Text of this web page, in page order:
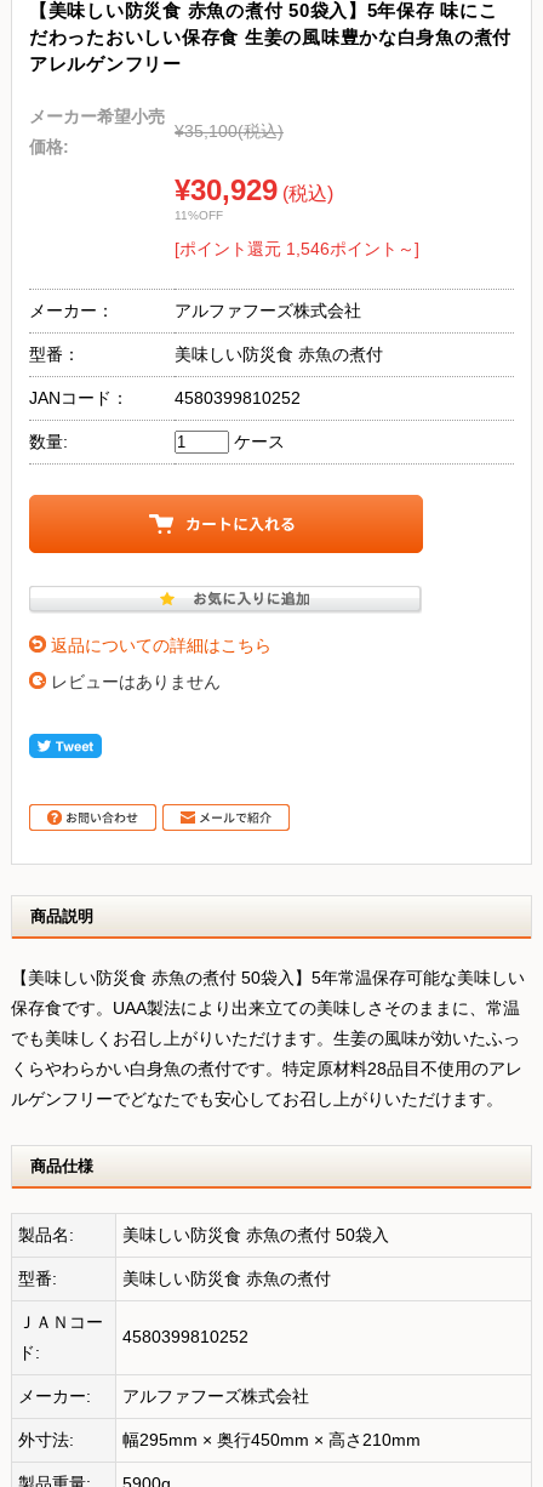
【美味しい防災食 赤魚の煮付 50袋入】5年保存 味にこ
だわったおいしい保存食 生姜の風味豊かな白身魚の煮付
アレルゲンフリー
メーカー希望小売
価格:
¥35,100(税込)
¥30,929 (税込)
11%OFF
[ポイント還元 1,546ポイント～]
メーカー： アルファフーズ株式会社
型番： 美味しい防災食 赤魚の煮付
JANコード： 4580399810252
数量: ケース
返品についての詳細はこちら
レビューはありません
商品説明
【美味しい防災食 赤魚の煮付 50袋入】5年常温保存可能な美味しい
保存食です。UAA製法により出来立ての美味しさそのままに、常温
でも美味しくお召し上がりいただけます。生姜の風味が効いたふっ
くらやわらかい白身魚の煮付です。特定原材料28品目不使用のアレ
ルゲンフリーでどなたでも安心してお召し上がりいただけます。
商品仕様
製品名: 美味しい防災食 赤魚の煮付 50袋入
型番: 美味しい防災食 赤魚の煮付
ＪＡＮコー
ド:
4580399810252
メーカー: アルファフーズ株式会社
外寸法: 幅295mm × 奥行450mm × 高さ210mm